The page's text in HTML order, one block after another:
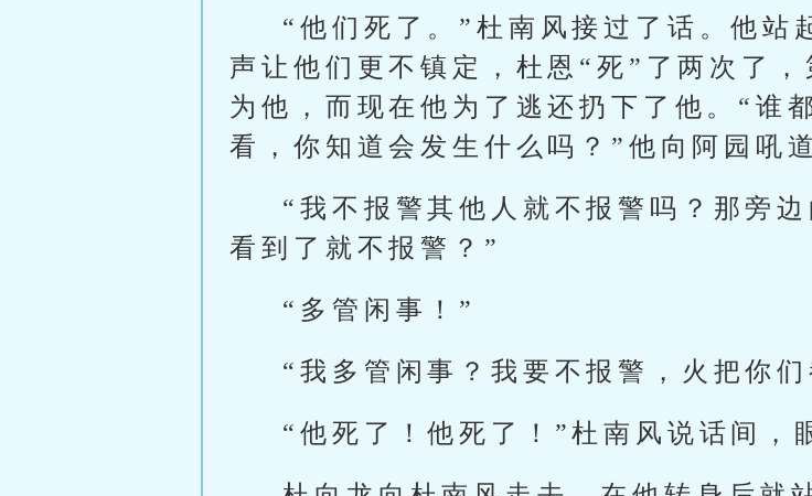
“他们死了。”杜南风接过了话。他站
声让他们更不镇定，杜恩“死”了两次了
为他，而现在他为了逃还扔下了他。“谁
看，你知道会发生什么吗？”他向阿园吼道
“我不报警其他人就不报警吗？那旁
看到了就不报警？”
“多管闲事！”
“我多管闲事？我要不报警，火把你们
“他死了！他死了！”杜南风说话间，